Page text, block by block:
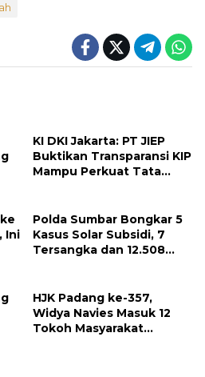
KI DKI Jakarta: PT JIEP
Buktikan Transparansi KIP
Mampu Perkuat Tata
Ini
Polda Sumbar Bongkar 5
Kasus Solar Subsidi, 7
Tersangka dan 12.508
HJK Padang ke-357,
Widya Navies Masuk 12
Tokoh Masyarakat